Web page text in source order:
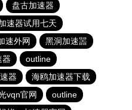
盘古加速器
速器试用七天
速外网
黑洞加速噐
器
outline
器
海鸥加速器下载
vqn官网
outline